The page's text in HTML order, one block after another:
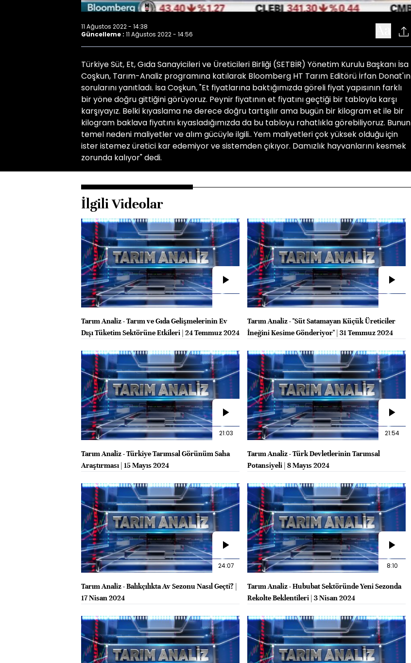
11 Ağustos 2022 - 14:38
Güncelleme : 11 Ağustos 2022 - 14:56
Türkiye Süt, Et, Gıda Sanayicileri ve Üreticileri Birliği (SETBİR) Yönetim Kurulu Başkanı İsa
Coşkun, Tarım-Analiz programına katılarak Bloomberg HT Tarım Editörü İrfan Donat'ın
sorularını yanıtladı. İsa Coşkun, "Et fiyatlarına baktığımızda göreli fiyat yapısının farklı
bir yöne doğru gittiğini görüyoruz. Peynir fiyatının et fiyatını geçtiği bir tabloyla karşı
karşıyayız. Belki kıyaslama ne derece doğru tartışılır ama bugün bir kilogram et ile bir
kilogram baklava fiyatını kıyasladığımızda da bu tabloyu rahatlıkla görebiliyoruz. Bunun
temel nedeni maliyetler ve alım gücüyle ilgili.. Yem maliyetleri çok yüksek olduğu için
ister istemez üretici kar edemiyor ve sistemden çıkıyor. Damızlık hayvanlarını kesmek
zorunda kalıyor" dedi.
İlgili Videolar
Tarım Analiz - Tarım ve Gıda Gelişmelerinin Ev
Dışı Tüketim Sektörüne Etkileri | 24 Temmuz 2024
Tarım Analiz - "Süt Satamayan Küçük Üreticiler
İneğini Kesime Gönderiyor" | 31 Temmuz 2024
21:03
Tarım Analiz - Türkiye Tarımsal Görünüm Saha
Araştırması | 15 Mayıs 2024
21:54
Tarım Analiz - Türk Devletlerinin Tarımsal
Potansiyeli | 8 Mayıs 2024
24:07
Tarım Analiz - Balıkçılıkta Av Sezonu Nasıl Geçti? |
17 Nisan 2024
8:10
Tarım Analiz - Hububat Sektöründe Yeni Sezonda
Rekolte Beklentileri | 3 Nisan 2024